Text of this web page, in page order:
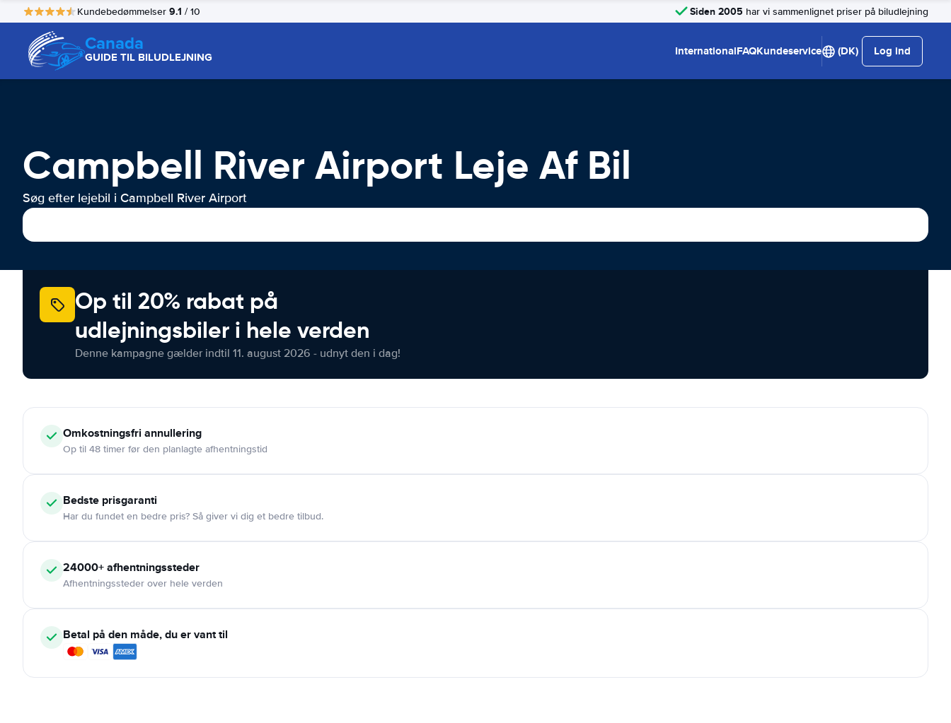
Kundebedømmelser 9.1 / 10 Siden 2005 har vi sammenlignet priser på biludlejning
Canada
GUIDE TIL BILUDLEJNING InternationalFAQKundeservice (DK) Log ind
Campbell River Airport Leje Af Bil
Søg efter lejebil i Campbell River Airport
Op til 20% rabat på
udlejningsbiler i hele verden
Denne kampagne gælder indtil 11. august 2026 - udnyt den i dag!
Omkostningsfri annullering
Op til 48 timer før den planlagte afhentningstid
Bedste prisgaranti
Har du fundet en bedre pris? Så giver vi dig et bedre tilbud.
24000+afhentningssteder
Afhentningssteder over hele verden
Betal på den måde, du er vant til